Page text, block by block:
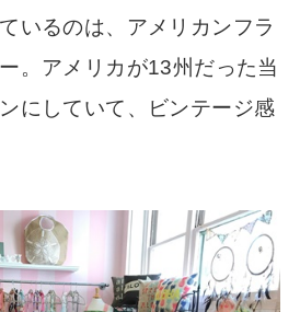
いるのは、アメリカンフラ
。アメリカが13州だった当
にしていて、ビンテージ感